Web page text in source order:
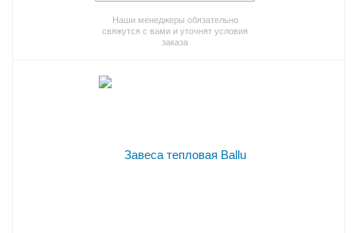
Наши менеджеры обязательно
свяжутся с вами и уточнят условия
заказа